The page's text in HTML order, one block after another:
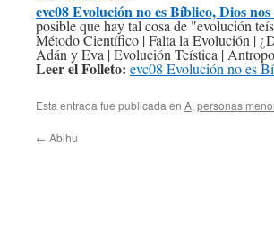
evc08 Evolución no es Bíblico, Dios
posible que hay tal cosa de "evolución
Método Científico | Falta la Evolución |
Adán y Eva | Evolución Teística |
Leer el Folleto: evc08 Evolución no es
Esta entrada fue publicada en A, personas
← Abihu